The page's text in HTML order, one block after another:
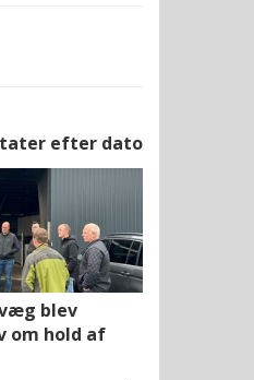
efter dato
blev
om hold af